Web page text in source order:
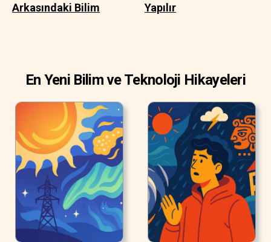
Arkasındaki Bilim
Yapılır
En Yeni Bilim ve Teknoloji Hikayeleri